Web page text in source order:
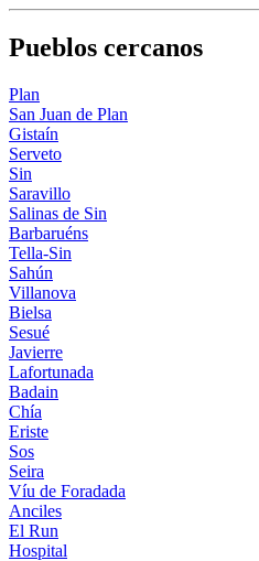
Pueblos cercanos
Plan
San Juan de Plan
Gistaín
Serveto
Sin
Saravillo
Salinas de Sin
Barbaruéns
Tella-Sin
Sahún
Villanova
Bielsa
Sesué
Javierre
Lafortunada
Badain
Chía
Eriste
Sos
Seira
Víu de Foradada
Anciles
El Run
Hospital